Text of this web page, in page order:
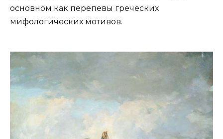
основном как перепевы греческих
мифологических мотивов.